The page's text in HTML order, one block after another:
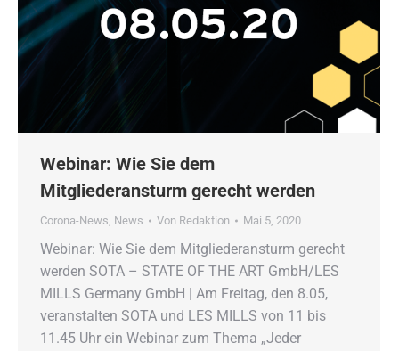
Webinar: Wie Sie dem
Mitgliederansturm gerecht werden
Corona-News, News Von Redaktion Mai 5, 2020
Webinar: Wie Sie dem Mitgliederansturm gerecht
werden SOTA – STATE OF THE ART GmbH/LES
MILLS Germany GmbH | Am Freitag, den 8.05,
veranstalten SOTA und LES MILLS von 11 bis
11.45 Uhr ein Webinar zum Thema „Jeder